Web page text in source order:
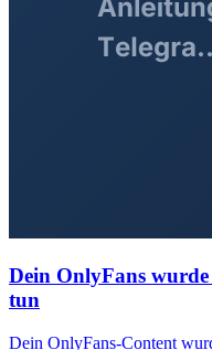
Dein OnlyFans
tun
Dein OnlyFans-Content